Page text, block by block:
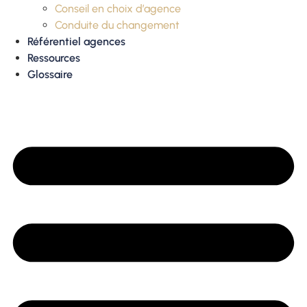
Conseil en choix d’agence
Conduite du changement
Référentiel agences
Ressources
Glossaire